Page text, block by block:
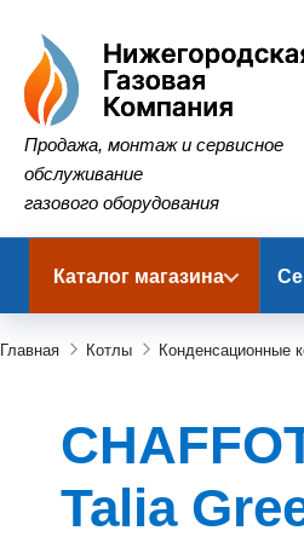
Нижегородская Газовая Компания
Продажа, монтаж и сервисное
обслуживание
газового оборудования
Каталог магазина
Главная Котлы Конденсационные
Talia